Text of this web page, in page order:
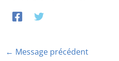
← Message précédent